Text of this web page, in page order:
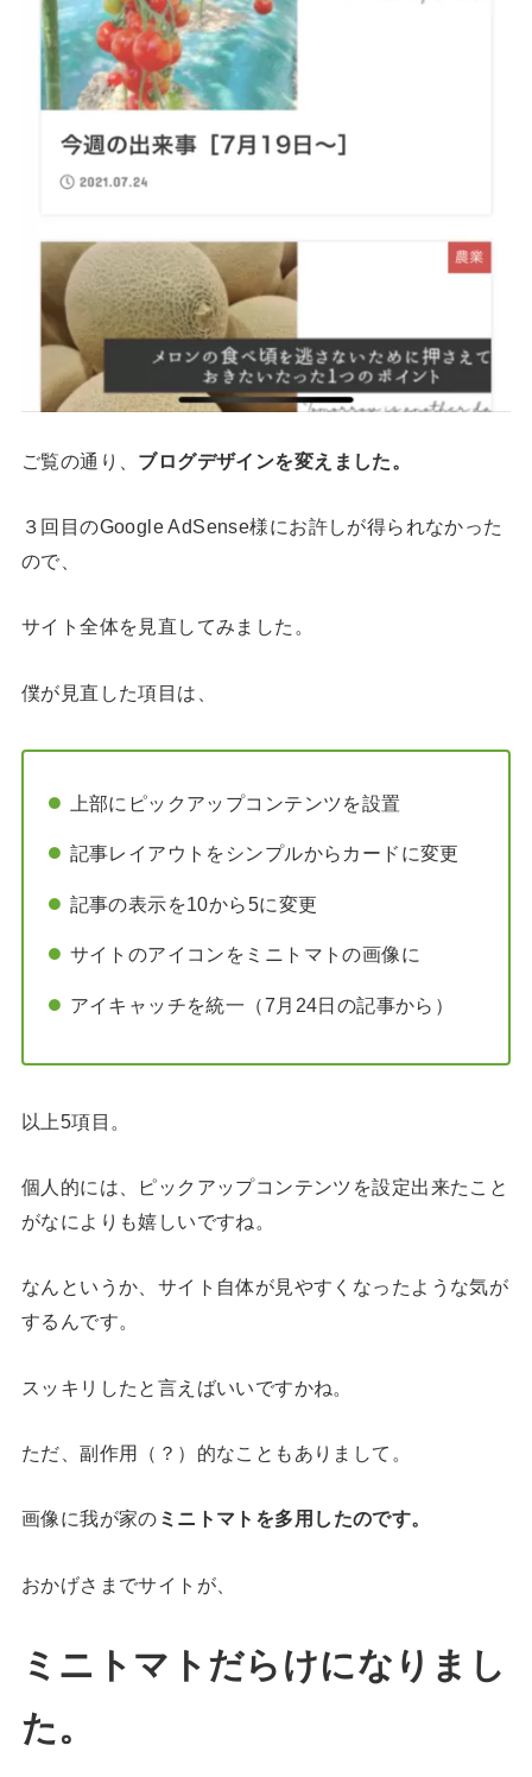
ご覧の通り、 ブログデザインを変えました。
３回目のGoogle AdSense様にお許しが得られなかった
ので、
サイト全体を見直してみました。
僕が見直した項目は、
上部にピックアップコンテンツを設置
記事レイアウトをシンプルからカードに変更
記事の表示を10から5に変更
サイトのアイコンをミニトマトの画像に
アイキャッチを統一（7月24日の記事から）
以上5項目。
個人的には、ピックアップコンテンツを設定出来たこと
がなによりも嬉しいですね。
なんというか、サイト自体が見やすくなったような気が
するんです。
スッキリしたと言えばいいですかね。
ただ、副作用（？）的なこともありまして。
画像に我が家の ミニトマトを多用したのです。
おかげさまでサイトが、
ミニトマトだらけになりまし
た。